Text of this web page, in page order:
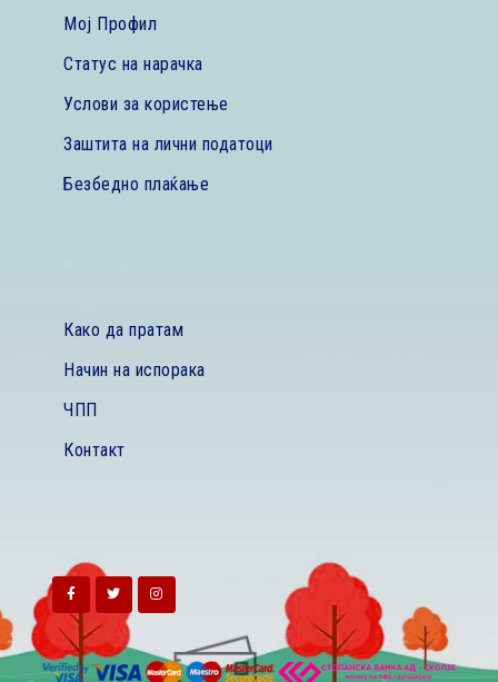
Мој Профил
Статус на нарачка
Услови за користење
Заштита на лични податоци
Безбедно плаќање
Како да пратам
Начин на испорака
ЧПП
Контакт